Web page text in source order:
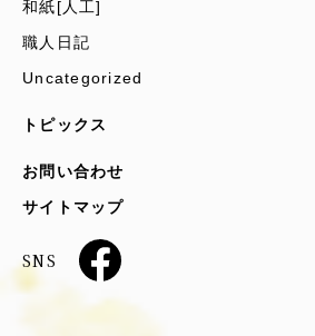
和紙[人工]
職人日記
Uncategorized
トピックス
お問い合わせ
サイトマップ
SNS